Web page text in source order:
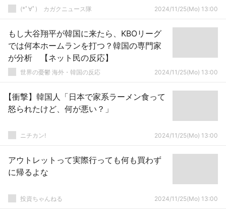
(*ﾟ∀ﾟ)ゞカガクニュース隊 2024/11/25(Mo) 13:00
もし大谷翔平が韓国に来たら、KBOリーグ
では何本ホームランを打つ？韓国の専門家
が分析 【ネット民の反応】
世界の憂鬱 海外・韓国の反応 2024/11/25(Mo) 13:00
【衝撃】韓国人「日本で家系ラーメン食って
怒られたけど、何が悪い？」
ニチカン! 2024/11/25(Mo) 13:00
アウトレットって実際行っても何も買わず
に帰るよな
投資ちゃんねる 2024/11/25(Mo) 13:00